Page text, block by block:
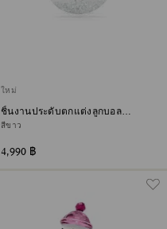
ใหม่
ชิ้นงานประดับตกแต่งลูกบอล
Annual Edition ประจำปี 2026
สีขาว
4,990 ฿